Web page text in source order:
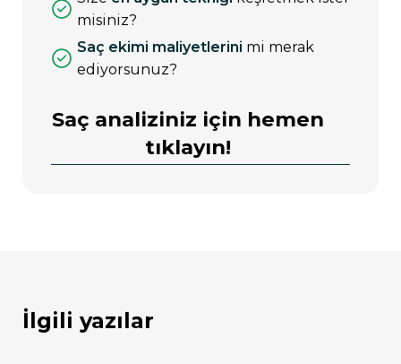
misiniz?
saç ekimi maliyetlerini mi merak
ediyorsunuz?
Saç analiziniz için hemen
tıklayın!
i̇lgili yazılar